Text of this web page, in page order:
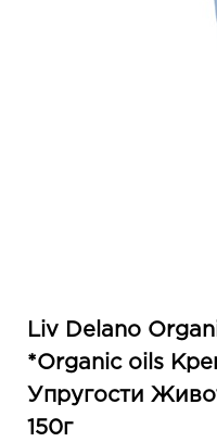
Liv Delano
*Organic oils
Упругости
150г